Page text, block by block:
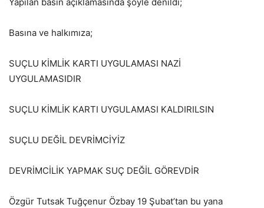
Basına ve halkımıza;
SUÇLU KİMLİK KARTI UYGULAMASI NAZİ
UYGULAMASIDIR
SUÇLU KİMLİK KARTI UYGULAMASI KALDIRILSIN
SUÇLU DEĞİL DEVRİMCİYİZ
DEVRİMCİLİK YAPMAK SUÇ DEĞİL GÖREVDİR
Özgür Tutsak Tuğçenur Özbay 19 Şubat’tan bu yana